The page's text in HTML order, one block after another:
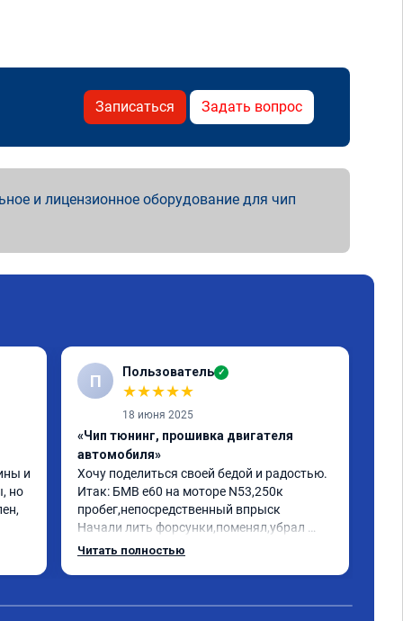
Записаться Задать вопрос
и лицензионное оборудование для чип
и
но
П Пользователь ✓
★★★★★
18 июня 2025
«Чип тюнинг, прошивка двигателя
автомобиля»
Хочу поделиться своей бедой и радостью.
Итак: БМВ е60 на моторе N53,250к
пробег,непосредственный впрыск
Начали лить форсунки,поменял,убрал
катализаторы,обратился к одному
Читать полностью